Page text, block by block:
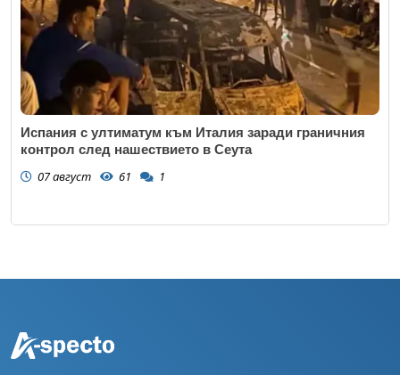
Испания с ултиматум към Италия заради граничния
контрол след нашествието в Сеута
07 август 61 1